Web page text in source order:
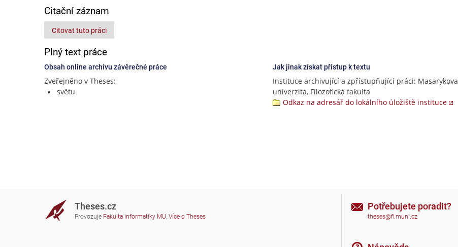
Citační záznam
Citovat tuto práci
Plný text práce
Obsah online archivu závěrečné práce
Zveřejněno v Theses:
světu
Jak jinak získat přístup k textu
Instituce archivující a zpřístupňující práci: Masarykova
univerzita, Filozofická fakulta
Odkaz na adresář do lokálního úložiště instituce
Theses.cz
Provozuje Fakulta informatiky MU, Více o Theses
Potřebujete poradit?
theses@fi.muni.cz